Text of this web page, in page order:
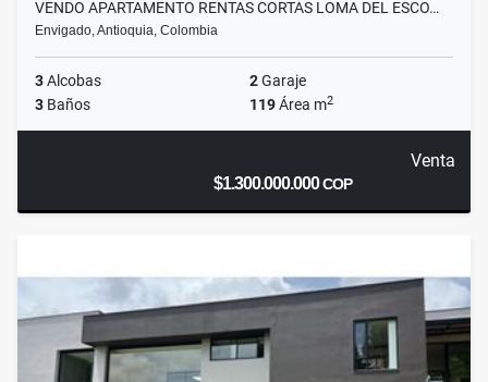
VENDO APARTAMENTO RENTAS CORTAS LOMA DEL ESCO…
Envigado, Antioquia, Colombia
3Alcobas 2Garaje
3 Baños 119Área m2
Venta
$1.300.000.000COP